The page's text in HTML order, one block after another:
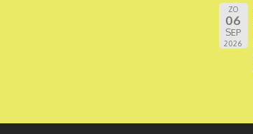
ZO
06
SEP
2026